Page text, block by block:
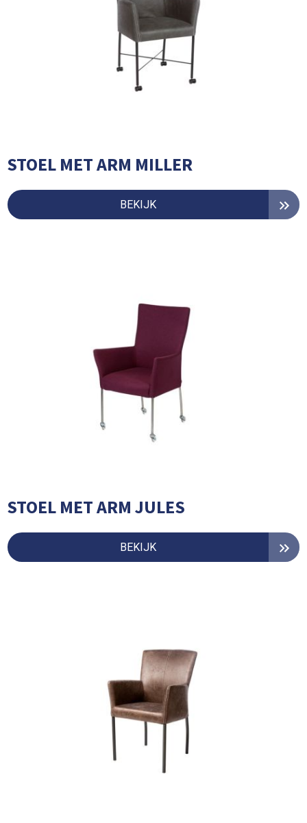
STOEL MET ARM MILLER
BEKIJK
STOEL MET ARM JULES
BEKIJK